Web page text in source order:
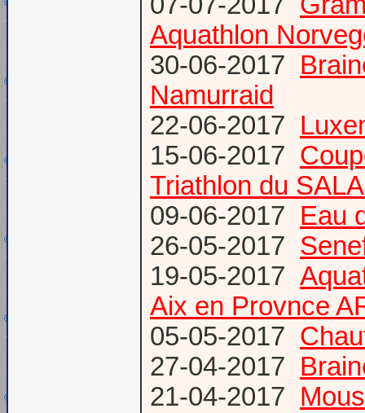
Aquathlon
30-06-2017
Namurraid
22-06-2017
15-06-2017
Triathlon du
09-06-2017 Eau
26-05-2017
19-05-2017
Aix en Provnce
05-05-2017
27-04-2017
21-04-2017